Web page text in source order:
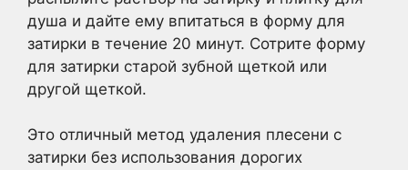
душа и дайте ему впитаться в форму для
затирки в течение 20 минут. Сотрите форму
для затирки старой зубной щеткой или
другой щеткой.
Это отличный метод удаления плесени с
затирки без использования дорогих